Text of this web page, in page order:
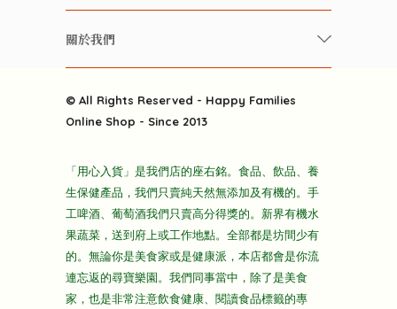
養生保健好東西
酒類
雜貨部
折上折大特價
主頁
雲南搜食記
粒粒皆辛苦
快樂電視台
常見問題
關於我們
送貨
隱私政策
© All Rights Reserved - Happy Families
Online Shop - Since 2013
「用心入貨」是我們店的座右銘。食品、飲品、養
生保健產品，我們只賣純天然無添加及有機的。手
工啤酒、葡萄酒我們只賣高分得獎的。新界有機水
果蔬菜，送到府上或工作地點。全部都是坊間少有
的。無論你是美食家或是健康派，本店都會是你流
連忘返的尋寶樂園。我們同事當中，除了是美食
家，也是非常注意飲食健康、閱讀食品標籤的專